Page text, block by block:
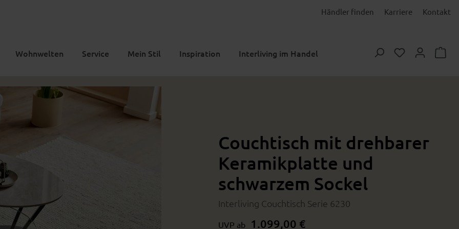
Händler finden Karriere Kontakt
Wohnwelten Service Mein Stil Inspiration Interliving im Handel Du hast 0
Couchtisch mit drehbarer
Keramikplatte und
schwarzem Sockel
Interliving Couchtisch Serie 6230
UVP ab 1.099,00 €